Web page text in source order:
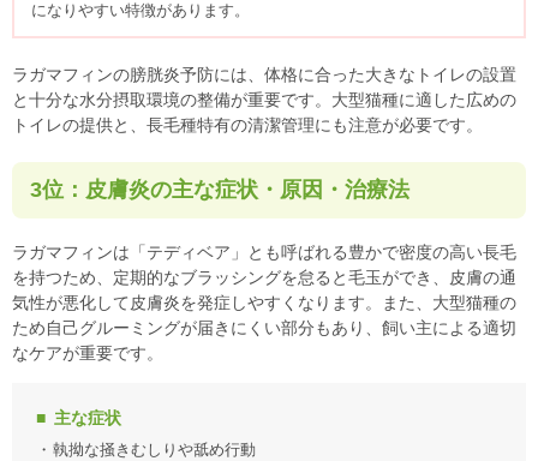
になりやすい特徴があります。
ラガマフィンの膀胱炎予防には、体格に合った大きなトイレの設置
と十分な水分摂取環境の整備が重要です。大型猫種に適した広めの
トイレの提供と、長毛種特有の清潔管理にも注意が必要です。
3位：皮膚炎の主な症状・原因・治療法
ラガマフィンは「テディベア」とも呼ばれる豊かで密度の高い長毛
を持つため、定期的なブラッシングを怠ると毛玉ができ、皮膚の通
気性が悪化して皮膚炎を発症しやすくなります。また、大型猫種の
ため自己グルーミングが届きにくい部分もあり、飼い主による適切
なケアが重要です。
主な症状
執拗な掻きむしりや舐め行動